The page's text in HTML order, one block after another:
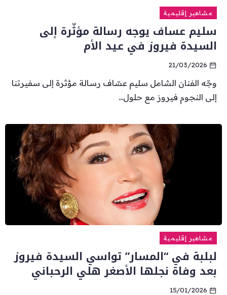
مشاهير إقليمية
سليم عساف يوجه رسالة مؤثّرة إلى
السيدة فيروز في عيد الأم
21/03/2026
وجّه الفنان الشامل سليم عسّاف رسالة مؤثرة إلى سفيرتنا
إلى النجوم فيروز مع حلول...
مشاهير إقليمية
لبلبة في “المسار” تواسي السيدة فيروز
بعد وفاة نجلها الأصغر هلي الرحباني
15/01/2026